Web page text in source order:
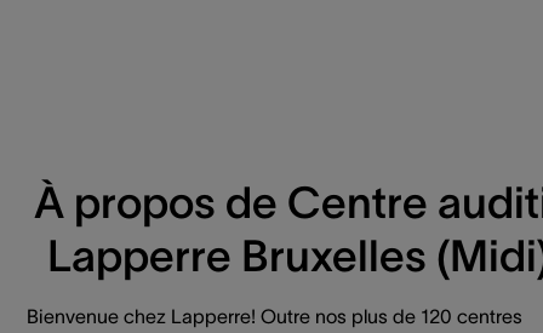
À propos de Centre
Lapperre Bruxelles
Bienvenue chez Lapperre! Outre nos plus de 120 centres